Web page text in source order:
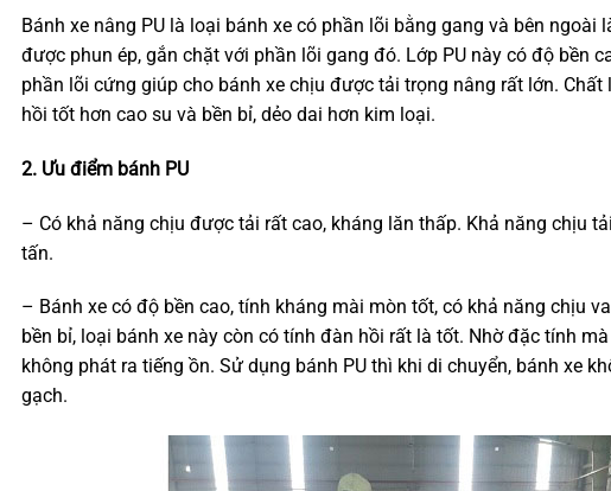
Bánh xe nâng PU là loại bánh xe có phần lõi bằng gang và bên ngoài
được phun ép, gắn chặt với phần lõi gang đó. Lớp PU này có độ bền
phần lõi cứng giúp cho bánh xe chịu được tải trọng nâng rất lớn.
hồi tốt hơn cao su và bền bỉ, dẻo dai hơn kim loại.
2. Ưu điểm bánh PU
– Có khả năng chịu được tải rất cao, kháng lăn thấp. Khả năng chịu
tấn.
– Bánh xe có độ bền cao, tính kháng mài mòn tốt, có khả năng chịu
bền bỉ, loại bánh xe này còn có tính đàn hồi rất là tốt. Nhờ đặc tính
không phát ra tiếng ồn. Sử dụng bánh PU thì khi di chuyển, bánh xe
gạch.